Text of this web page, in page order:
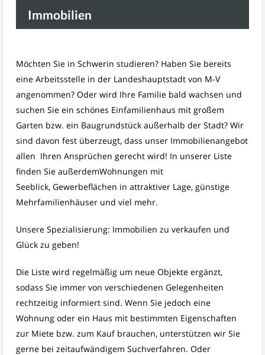
Immobilien
Möchten Sie in Schwerin studieren? Haben Sie bereits
eine Arbeitsstelle in der Landeshauptstadt von M-V
angenommen? Oder wird Ihre Familie bald wachsen und
suchen Sie ein schönes Einfamilienhaus mit großem
Garten bzw. ein Baugrundstück außerhalb der Stadt? Wir
sind davon fest überzeugt, dass unser Immobilienangebot
allen Ihren Ansprüchen gerecht wird! In unserer Liste
finden Sie außerdemWohnungen mit
Seeblick, Gewerbeflächen in attraktiver Lage, günstige
Mehrfamilienhäuser und viel mehr.
Unsere Spezialisierung: Immobilien zu verkaufen und
Glück zu geben!
Die Liste wird regelmäßig um neue Objekte ergänzt,
sodass Sie immer von verschiedenen Gelegenheiten
rechtzeitig informiert sind. Wenn Sie jedoch eine
Wohnung oder ein Haus mit bestimmten Eigenschaften
zur Miete bzw. zum Kauf brauchen, unterstützen wir Sie
gerne bei zeitaufwändigem Suchverfahren. Oder